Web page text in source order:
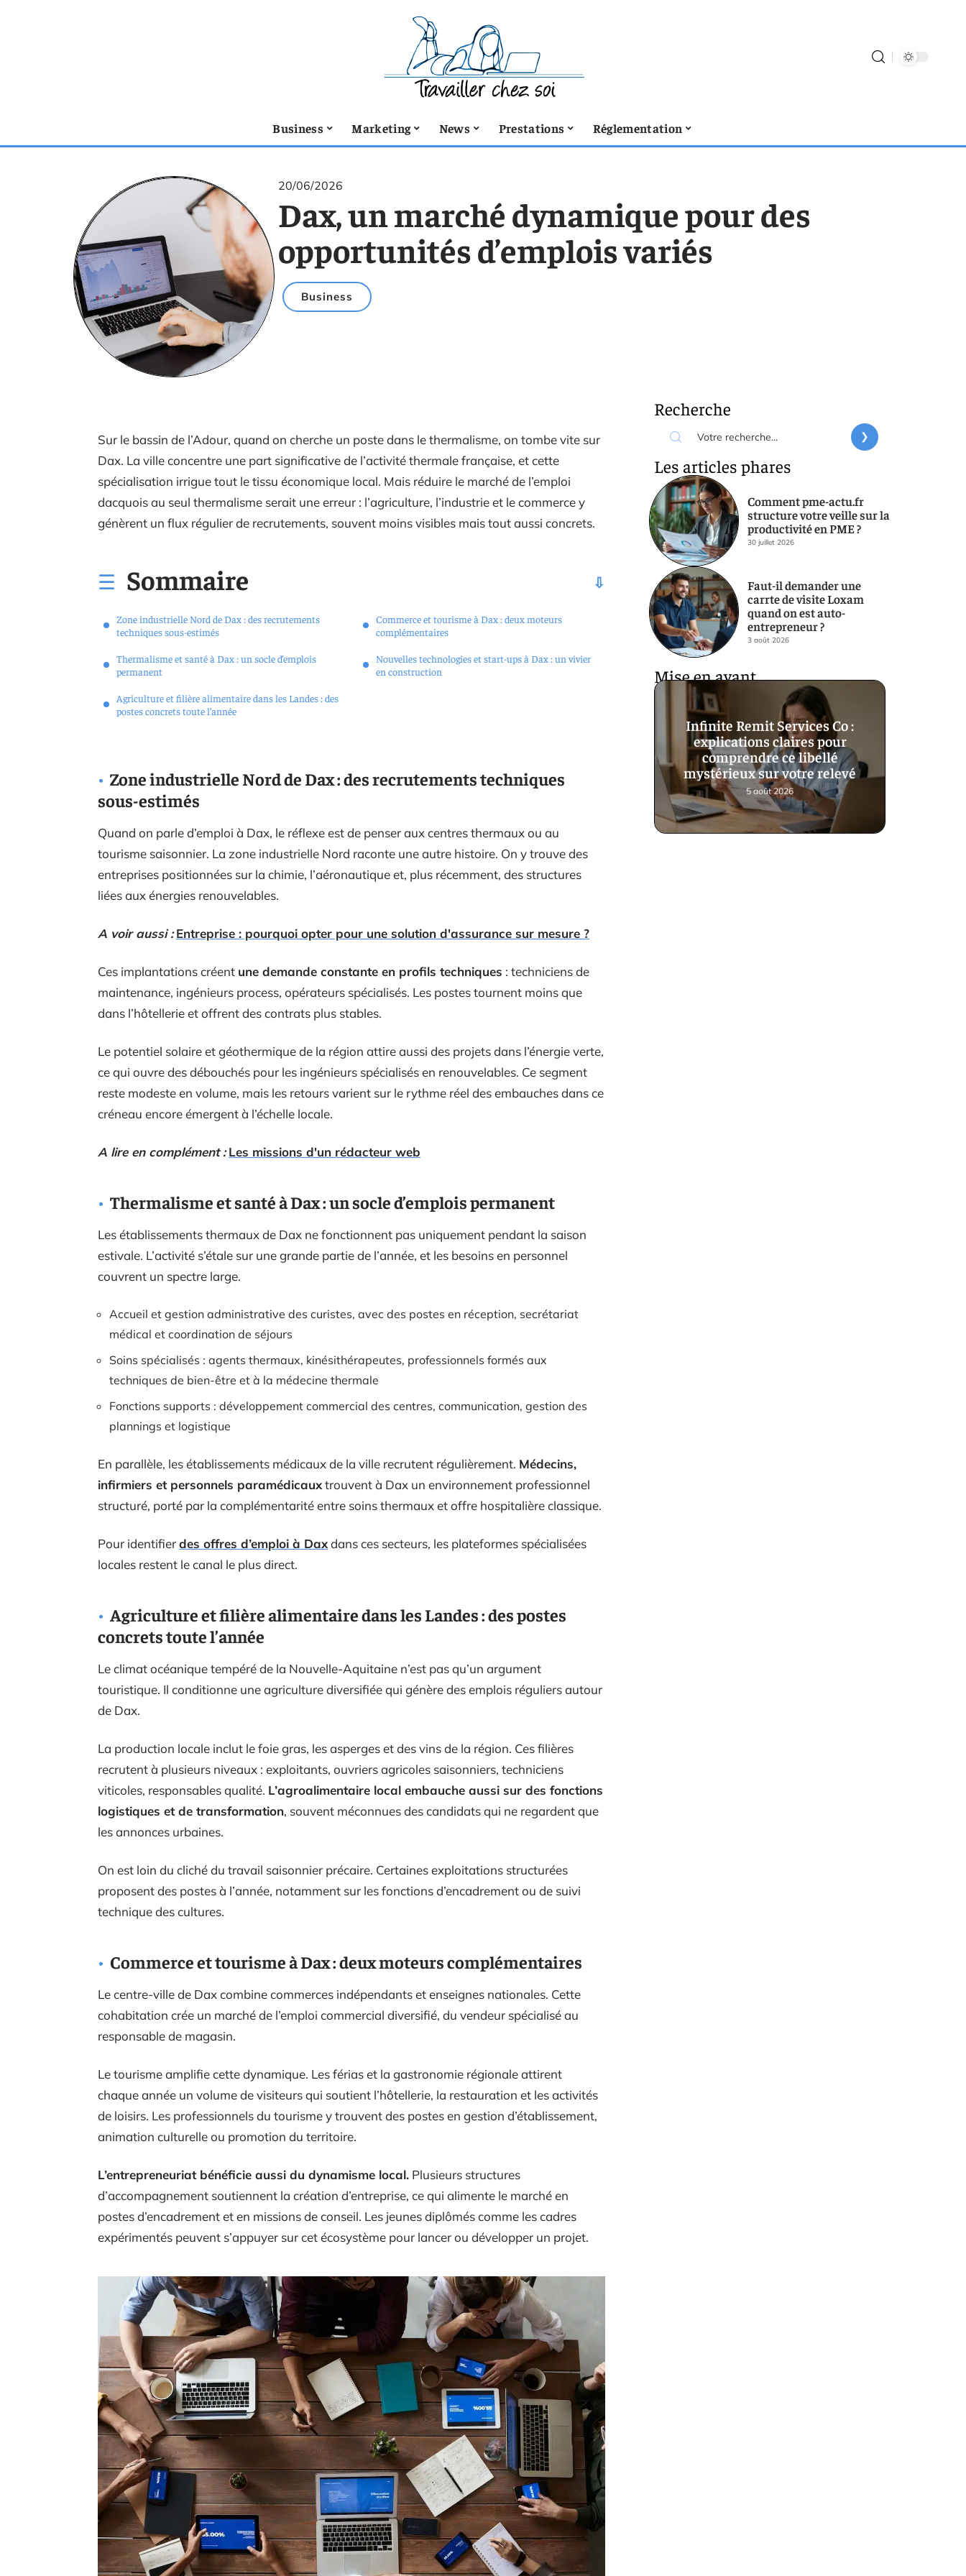
Business Marketing News Prestations Réglementation
20/06/2026
Dax, un marché dynamique pour des
opportunités d’emplois variés
Business
Sur le bassin de l’Adour, quand on cherche un poste dans le thermalisme, on tombe vite sur
Dax. La ville concentre une part significative de l’activité thermale française, et cette
spécialisation irrigue tout le tissu économique local. Mais réduire le marché de l’emploi
dacquois au seul thermalisme serait une erreur : l’agriculture, l’industrie et le commerce y
génèrent un flux régulier de recrutements, souvent moins visibles mais tout aussi concrets.
Sommaire
Zone industrielle Nord de Dax : des recrutements
techniques sous-estimés
Thermalisme et santé à Dax : un socle d’emplois
permanent
Agriculture et filière alimentaire dans les Landes : des
postes concrets toute l’année
Commerce et tourisme à Dax : deux moteurs
complémentaires
Nouvelles technologies et start-ups à Dax : un vivier
en construction
Zone industrielle Nord de Dax : des recrutements techniques
sous-estimés
Quand on parle d’emploi à Dax, le réflexe est de penser aux centres thermaux ou au
tourisme saisonnier. La zone industrielle Nord raconte une autre histoire. On y trouve des
entreprises positionnées sur la chimie, l’aéronautique et, plus récemment, des structures
liées aux énergies renouvelables.
A voir aussi : Entreprise : pourquoi opter pour une solution d'assurance sur mesure ?
Ces implantations créent une demande constante en profils techniques : techniciens de
maintenance, ingénieurs process, opérateurs spécialisés. Les postes tournent moins que
dans l’hôtellerie et offrent des contrats plus stables.
Le potentiel solaire et géothermique de la région attire aussi des projets dans l’énergie verte,
ce qui ouvre des débouchés pour les ingénieurs spécialisés en renouvelables. Ce segment
reste modeste en volume, mais les retours varient sur le rythme réel des embauches dans ce
créneau encore émergent à l’échelle locale.
A lire en complément : Les missions d'un rédacteur web
Thermalisme et santé à Dax : un socle d’emplois permanent
Les établissements thermaux de Dax ne fonctionnent pas uniquement pendant la saison
estivale. L’activité s’étale sur une grande partie de l’année, et les besoins en personnel
couvrent un spectre large.
Accueil et gestion administrative des curistes, avec des postes en réception, secrétariat
médical et coordination de séjours
Soins spécialisés : agents thermaux, kinésithérapeutes, professionnels formés aux
techniques de bien-être et à la médecine thermale
Fonctions supports : développement commercial des centres, communication, gestion des
plannings et logistique
En parallèle, les établissements médicaux de la ville recrutent régulièrement. Médecins,
infirmiers et personnels paramédicauxtrouvent à Dax un environnement professionnel
structuré, porté par la complémentarité entre soins thermaux et offre hospitalière classique.
Pour identifierdes offres d’emploi à Daxdans ces secteurs, les plateformes spécialisées
locales restent le canal le plus direct.
Agriculture et filière alimentaire dans les Landes : des postes
concrets toute l’année
Le climat océanique tempéré de la Nouvelle-Aquitaine n’est pas qu’un argument
touristique. Il conditionne une agriculture diversifiée qui génère des emplois réguliers autour
de Dax.
La production locale inclut le foie gras, les asperges et des vins de la région. Ces filières
recrutent à plusieurs niveaux : exploitants, ouvriers agricoles saisonniers, techniciens
viticoles, responsables qualité. L’agroalimentaire local embauche aussi sur des fonctions
logistiques et de transformation, souvent méconnues des candidats qui ne regardent que
les annonces urbaines.
On est loin du cliché du travail saisonnier précaire. Certaines exploitations structurées
proposent des postes à l’année, notamment sur les fonctions d’encadrement ou de suivi
technique des cultures.
Commerce et tourisme à Dax : deux moteurs complémentaires
Le centre-ville de Dax combine commerces indépendants et enseignes nationales. Cette
cohabitation crée un marché de l’emploi commercial diversifié, du vendeur spécialisé au
responsable de magasin.
Le tourisme amplifie cette dynamique. Les férias et la gastronomie régionale attirent
chaque année un volume de visiteurs qui soutient l’hôtellerie, la restauration et les activités
de loisirs. Les professionnels du tourisme y trouvent des postes en gestion d’établissement,
animation culturelle ou promotion du territoire.
L’entrepreneuriat bénéficie aussi du dynamisme local. Plusieurs structures
d’accompagnement soutiennent la création d’entreprise, ce qui alimente le marché en
postes d’encadrement et en missions de conseil. Les jeunes diplômés comme les cadres
expérimentés peuvent s’appuyer sur cet écosystème pour lancer ou développer un projet.
Recherche
Les articles phares
Comment pme-actu.fr
structure votre veille sur la
productivité en PME ?
30 juillet 2026
Faut-il demander une
carrte de visite Loxam
quand on est auto-
entrepreneur ?
3 août 2026
Mise en avant
Infinite Remit Services Co :
explications claires pour
comprendre ce libellé
mystérieux sur votre relevé
5 août 2026